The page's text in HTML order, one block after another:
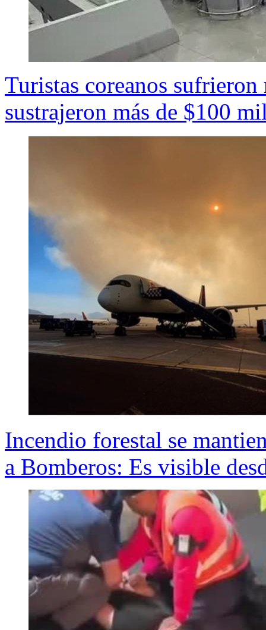
Turistas coreanos
sustrajeron más de $100
Incendio forestal se
a Bomberos: Es visible